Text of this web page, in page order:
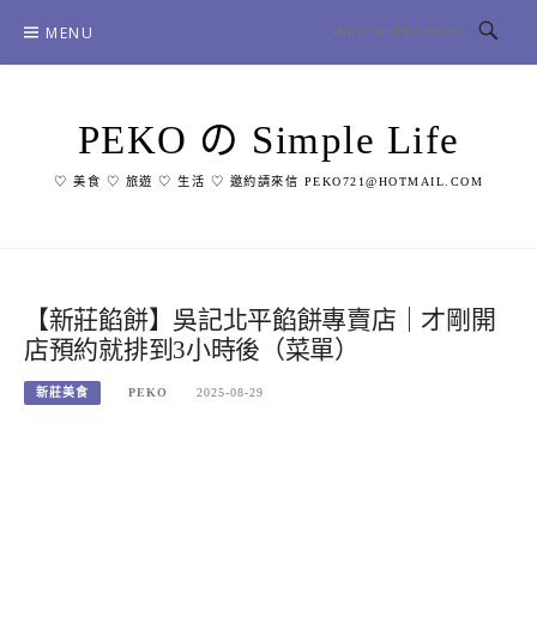
content
MENU
PEKO の Simple Life
♡ 美食 ♡ 旅遊 ♡ 生活 ♡ 邀約請來信 PEKO721@HOTMAIL.COM
【新莊餡餅】吳記北平餡餅專賣店｜才剛開
店預約就排到3小時後（菜單）
新莊美食 PEKO 2025-08-29